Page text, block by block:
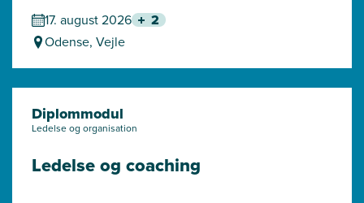
17. august 2026 2
Odense, Vejle
Diplommodul
Ledelse og organisation
Ledelse og coaching